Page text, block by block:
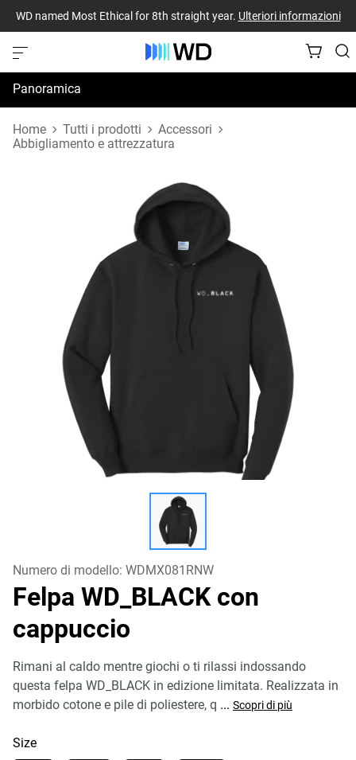
WD named Most Ethical for 8th straight year. Ulteriori informazioni
Panoramica
Specifiche
Home Tutti i prodotti
Accessori
Abbigliamento e attrezzatura
Numero di modello: WDMX081RNW
Felpa WD_BLACK con
cappuccio
Rimani al caldo mentre giochi o ti rilassi indossando
questa felpa WD_BLACK in edizione limitata. Realizzata in
morbido cotone e pile di poliestere, q ... Scopri di più
Size